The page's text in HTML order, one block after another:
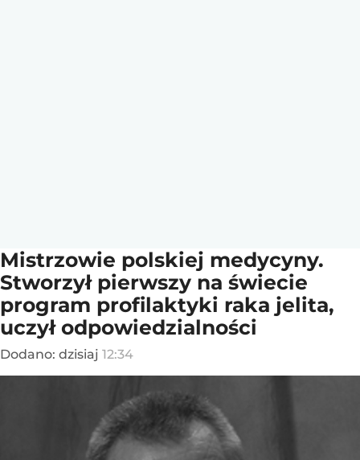
Mistrzowie polskiej medycyny.
Stworzył pierwszy na świecie
program profilaktyki raka jelita,
uczył odpowiedzialności
Dodano: dzisiaj 12:34